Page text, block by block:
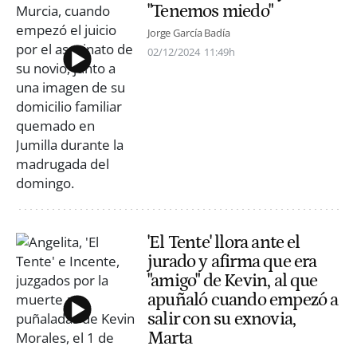
"Tenemos miedo"
Jorge García Badía
02/12/2024 11:49h
'El Tente' llora ante el
jurado y afirma que era
"amigo" de Kevin, al que
apuñaló cuando empezó a
salir con su exnovia,
Marta